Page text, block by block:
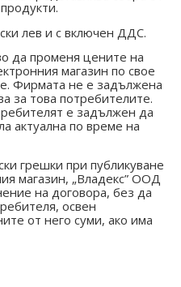
лев и с включен ДДС.
да променя цените на
магазин по свое
Фирмата не е задължена
за това потребителите.
е задължен да
актуална по време на
грешки при публикуване
магазин, „Владекс” ООД
на договора, без да
освен
от него суми, ако има